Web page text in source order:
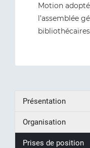
Motion
l’assemblée
Présentation
Organisation
Prises de position